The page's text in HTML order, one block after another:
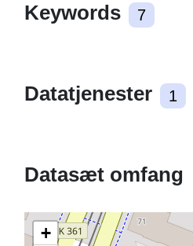
Keywords 7
Datatjenester 1
Datasæt omfang
+